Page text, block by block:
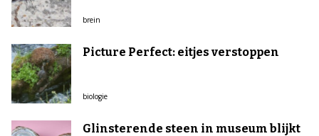
brein
Picture Perfect: eitjes verstoppen
biologie
Glinsterende steen in museum blijkt